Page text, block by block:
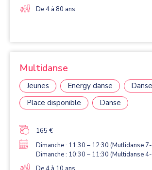
De 4 à 80 ans
Multidanse
Jeunes Energy danse
Place disponible
Danse
165 €
Dimanche : 11:30 – 12:30 (Mutlidanse
Dimanche : 10:30 – 11:30 (Multidanse